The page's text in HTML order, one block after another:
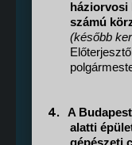
háziorvosi
számú
(később
Előterjesztő
4.
A
alatti